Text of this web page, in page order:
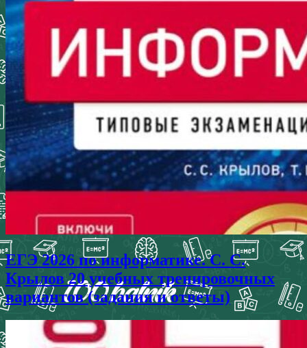
ЕГЭ 2026 по информатике. С. С.
Крылов 20 учебных тренировочных
вариантов (задания и ответы)